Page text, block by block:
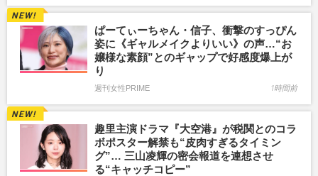
ぱーてぃーちゃん・信子、衝撃のすっぴん
姿に《ギャルメイクよりいい》の声…“お
嬢様な素顔”とのギャップで好感度爆上が
り
週刊女性PRIME 1時間前
趣里主演ドラマ『大空港』が税関とのコラ
ボポスター解禁も“皮肉すぎるタイミン
グ”… 三山凌輝の密会報道を連想させ
る“キャッチコピー”